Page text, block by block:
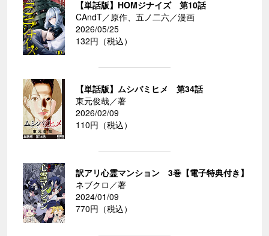
【単話版】HOMジナイズ 第10話
CAndT／原作、五ノ二六／漫画
2026/05/25
132円（税込）
【単話版】ムシバミヒメ 第34話
東元俊哉／著
2026/02/09
110円（税込）
訳アリ心霊マンション 3巻【電子特典付き】
ネブクロ／著
2024/01/09
770円（税込）